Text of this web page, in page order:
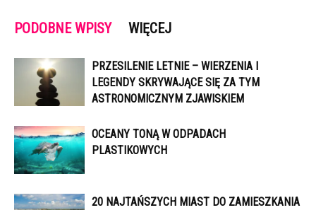
PODOBNE WPISY WIĘCEJ
PRZESILENIE LETNIE – WIERZENIA I
LEGENDY SKRYWAJĄCE SIĘ ZA TYM
ASTRONOMICZNYM ZJAWISKIEM
OCEANY TONĄ W ODPADACH
PLASTIKOWYCH
20 NAJTAŃSZYCH MIAST DO ZAMIESZKANIA